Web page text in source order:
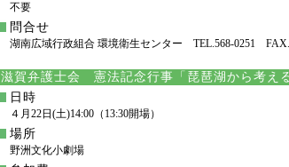
不要
問合せ
湖南広域行政組合 環境衛生センター TEL.568-0251
滋賀弁護士会 憲法記念行事「琵琶湖から考え
日時
４月22日(土)14:00（13:30開場）
場所
野洲文化小劇場